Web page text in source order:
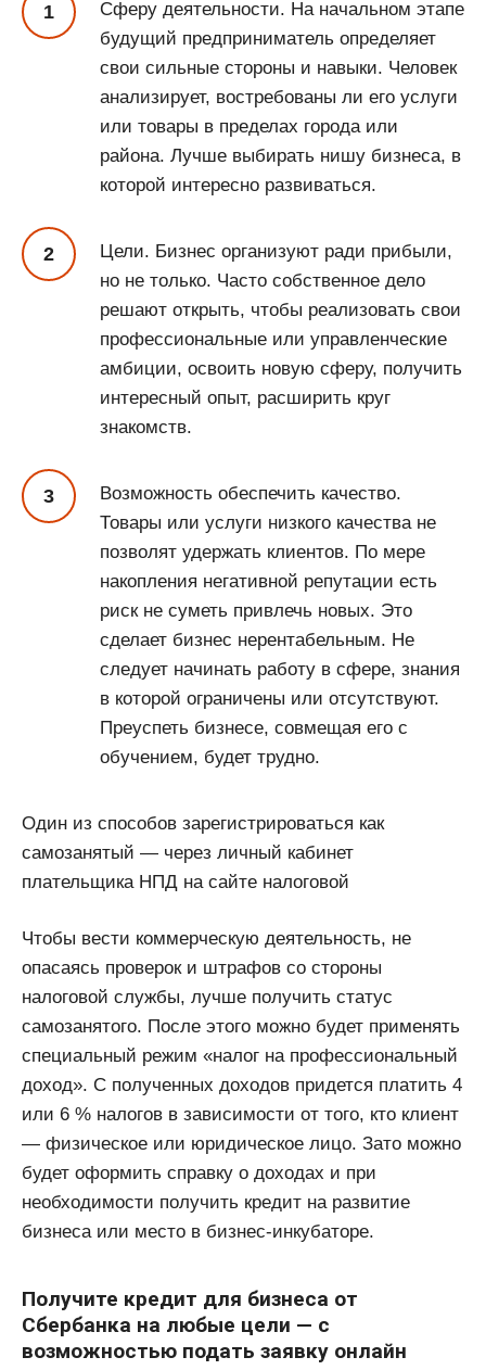
Сферу деятельности. На начальном этапе
будущий предприниматель определяет
свои сильные стороны и навыки. Человек
анализирует, востребованы ли его услуги
или товары в пределах города или
района. Лучше выбирать нишу бизнеса, в
которой интересно развиваться.
Цели. Бизнес организуют ради прибыли,
но не только. Часто собственное дело
решают открыть, чтобы реализовать свои
профессиональные или управленческие
амбиции, освоить новую сферу, получить
интересный опыт, расширить круг
знакомств.
Возможность обеспечить качество.
Товары или услуги низкого качества не
позволят удержать клиентов. По мере
накопления негативной репутации есть
риск не суметь привлечь новых. Это
сделает бизнес нерентабельным. Не
следует начинать работу в сфере, знания
в которой ограничены или отсутствуют.
Преуспеть бизнесе, совмещая его с
обучением, будет трудно.
Один из способов зарегистрироваться как
самозанятый — через личный кабинет
плательщика НПД на сайте налоговой
Чтобы вести коммерческую деятельность, не
опасаясь проверок и штрафов со стороны
налоговой службы, лучше получить статус
самозанятого. После этого можно будет применять
специальный режим «налог на профессиональный
доход». С полученных доходов придется платить 4
или 6 % налогов в зависимости от того, кто клиент
— физическое или юридическое лицо. Зато можно
будет оформить справку о доходах и при
необходимости получить кредит на развитие
бизнеса или место в бизнес-инкубаторе.
Получите кредит для бизнеса от
Сбербанка на любые цели — с
возможностью подать заявку онлайн